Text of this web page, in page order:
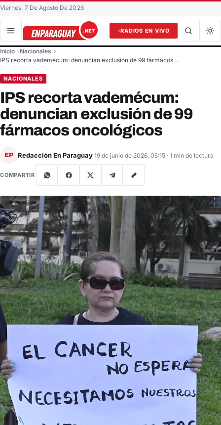
Viernes, 7 De Agosto De 2026
RADIOS EN VIVO
Buscar en el sitio
Inicio
Nacionales
IPS recorta vademécum: denuncian exclusión de 99 fármacos…
NACIONALES
IPS recorta vademécum:
denuncian exclusión de 99
fármacos oncológicos
EP Redacción En Paraguay 19 de junio de 2026, 05:15 · 1 min de lectura
COMPARTIR